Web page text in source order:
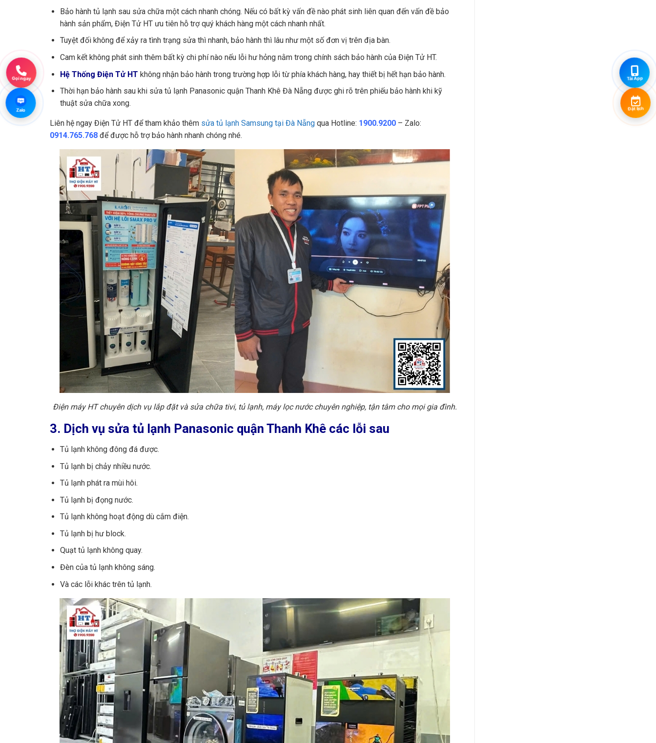
Bảo hành tủ lạnh sau sửa chữa một cách nhanh chóng. Nếu có bất kỳ vấn đề nào phát sinh liên quan đến vấn đề bảo
hành sản phẩm, Điện Tử HT ưu tiên hỗ trợ quý khách hàng một cách nhanh nhất.
Tuyệt đối không để xảy ra tình trạng sửa thì nhanh, bảo hành thì lâu như một số đơn vị trên địa bàn.
Cam kết không phát sinh thêm bất kỳ chi phí nào nếu lỗi hư hỏng nằm trong chính sách bảo hành của Điện Tử HT.
Hệ Thống Điện Tử HT không nhận bảo hành trong trường hợp lỗi từ phía khách hàng, hay thiết bị hết hạn bảo hành.
Thời hạn bảo hành sau khi sửa tủ lạnh Panasonic quận Thanh Khê Đà Nẵng được ghi rõ trên phiếu bảo hành khi kỹ
thuật sửa chữa xong.
Liên hệ ngay Điện Tử HT để tham khảo thêm sửa tủ lạnh Samsung tại Đà Nẵng qua Hotline: 1900.9200 – Zalo:
0914.765.768 để được hỗ trợ bảo hành nhanh chóng nhé.
Điện máy HT chuyên dịch vụ lắp đặt và sửa chữa tivi, tủ lạnh, máy lọc nước chuyên nghiệp, tận tâm cho mọi gia đình.
3. Dịch vụ sửa tủ lạnh Panasonic quận Thanh Khê các lỗi sau
Tủ lạnh không đông đá được.
Tủ lạnh bị chảy nhiều nước.
Tủ lạnh phát ra mùi hôi.
Tủ lạnh bị đọng nước.
Tủ lạnh không hoạt động dù cắm điện.
Tủ lạnh bị hư block.
Quạt tủ lạnh không quay.
Đèn của tủ lạnh không sáng.
Và các lỗi khác trên tủ lạnh.
Gọi ngay
Zalo
Zalo
Tải App
Đặt lịch